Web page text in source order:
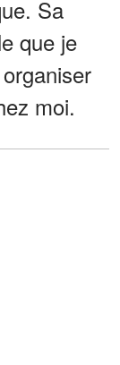
Sa
que je
moi.